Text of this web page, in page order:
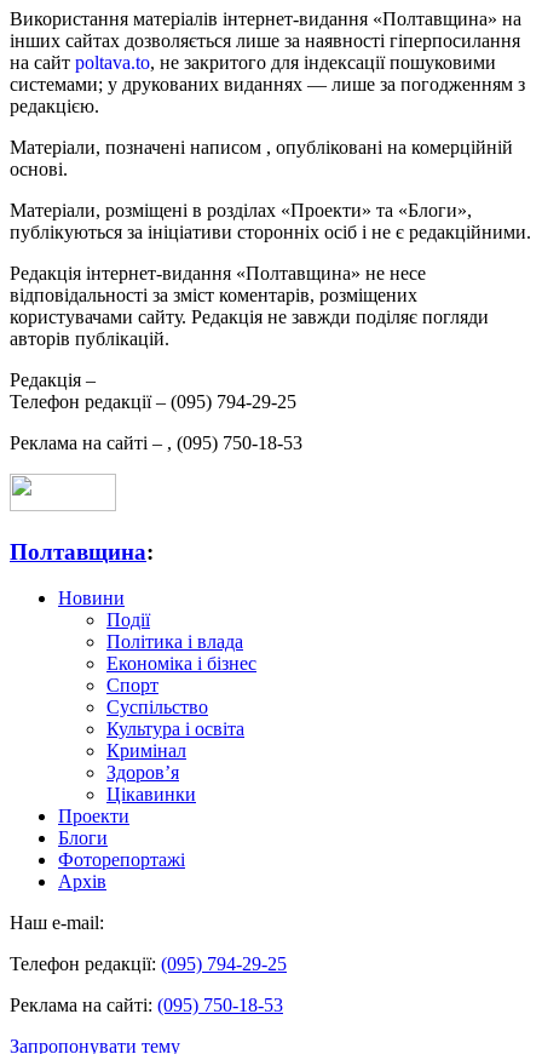
Використання матеріалів інтернет-видання «Полтавщина» на
інших сайтах дозволяється лише за наявності гіперпосилання
на сайт poltava.to, не закритого для індексації пошуковими
системами; у друкованих виданнях — лише за погодженням з
редакцією.
Матеріали, позначені написом , опубліковані на комерційній
основі.
Матеріали, розміщені в розділах «Проекти» та «Блоги»,
публікуються за ініціативи сторонніх осіб і не є редакційними.
Редакція інтернет-видання «Полтавщина» не несе
відповідальності за зміст коментарів, розміщених
користувачами сайту. Редакція не завжди поділяє погляди
авторів публікацій.
Редакція –
Телефон редакції – (095) 794-29-25
Реклама на сайті – , (095) 750-18-53
Полтавщина:
Новини
Події
Політика і влада
Економіка і бізнес
Спорт
Суспільство
Культура і освіта
Кримінал
Здоров’я
Цікавинки
Проекти
Блоги
Фоторепортажі
Архів
Наш e-mail:
Телефон редакції: (095) 794-29-25
Реклама на сайті: (095) 750-18-53
Запропонувати тему